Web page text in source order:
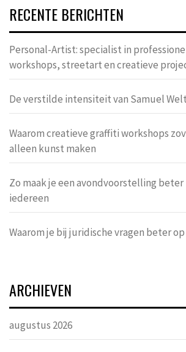
RECENTE BERICHTEN
Personal-Artist: specialist in
workshops, streetart en creatieve
De verstilde intensiteit van Samuel
Waarom creatieve graffiti workshops
alleen kunst maken
Zo maak je een avondvoorstelling
iedereen
Waarom je bij juridische vragen beter
ARCHIEVEN
augustus 2026